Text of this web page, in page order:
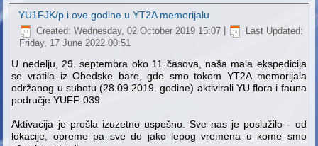
YU1FJK/p i ove godine u YT2A memorijalu
Created: Wednesday, 02 October 2019 15:07
Last Updated:
Friday, 17 June 2022 00:51
U nedelju, 29. septembra oko 11 časova, naša mala ekspedicija
se vratila iz Obedske bare, gde smo tokom YT2A memorijala
održanog u subotu (28.09.2019. godine) aktivirali YU flora i fauna
područje YUFF-039.
Aktivacija je prošla izuzetno uspešno. Sve nas je poslužilo - od
lokacije, opreme pa sve do jako lepog vremena u kome smo